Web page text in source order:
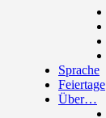
Sprache
Feiertage
Über…